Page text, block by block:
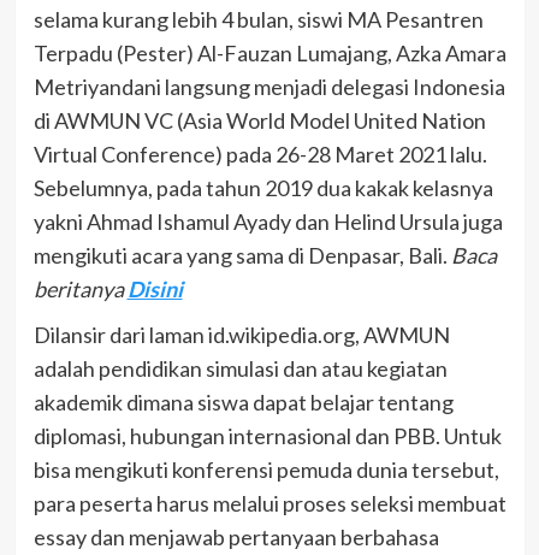
selama kurang lebih 4 bulan, siswi MA Pesantren
Terpadu (Pester) Al-Fauzan Lumajang, Azka Amara
Metriyandani langsung menjadi delegasi Indonesia
di AWMUN VC (Asia World Model United Nation
Virtual Conference) pada 26-28 Maret 2021 lalu.
Sebelumnya, pada tahun 2019 dua kakak kelasnya
yakni Ahmad Ishamul Ayady dan Helind Ursula juga
mengikuti acara yang sama di Denpasar, Bali. Baca
beritanyaDisini
Dilansir dari laman id.wikipedia.org, AWMUN
adalah pendidikan simulasi dan atau kegiatan
akademik dimana siswa dapat belajar tentang
diplomasi, hubungan internasional dan PBB. Untuk
bisa mengikuti konferensi pemuda dunia tersebut,
para peserta harus melalui proses seleksi membuat
essay dan menjawab pertanyaan berbahasa